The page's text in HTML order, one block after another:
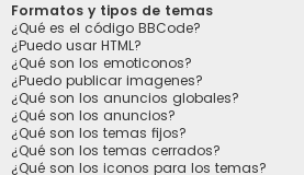
Formatos y tipos de temas
¿Qué es el código BBCode?
¿Puedo usar HTML?
¿Qué son los emoticonos?
¿Puedo publicar imagenes?
¿Qué son los anuncios globales?
¿Qué son los anuncios?
¿Qué son los temas fijos?
¿Qué son los temas cerrados?
¿Qué son los iconos para los temas?